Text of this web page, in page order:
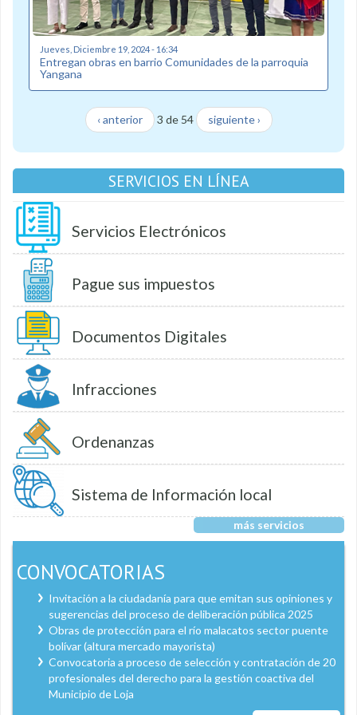
Jueves, Diciembre 19, 2024 - 16:34
Entregan obras en barrio Comunidades de la parroquia
Yangana
‹ anterior 3 de 54 siguiente ›
SERVICIOS EN LÍNEA
Servicios Electrónicos
Pague sus impuestos
Documentos Digitales
Infracciones
Ordenanzas
Sistema de Información local
más servicios
CONVOCATORIAS
Invitación a la ciudadanía para que emitan sus opiniones y
sugerencias del proceso de deliberación pública 2025
Obras de protección para el río malacatos sector puente
bolívar (altura mercado mayorista)
Convocatoria a proceso de selección y contratación de 20
profesionales del derecho para la gestión coactiva del
Municipio de Loja